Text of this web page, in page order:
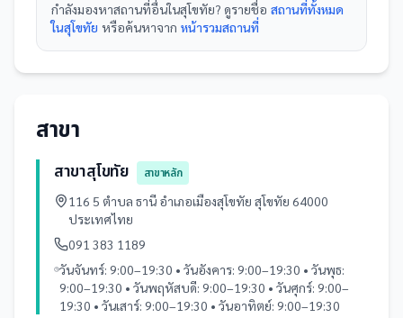
กำลังมองหาสถานที่อื่นในสุโขทัย? ดูรายชื่อ สถานที่ทั้งหมด
ในสุโขทัย หรือค้นหาจาก หน้ารวมสถานที่
สาขา
สาขาสุโขทัย
สาขาหลัก
116 5 ตำบล ธานี อำเภอเมืองสุโขทัย สุโขทัย 64000
ประเทศไทย
091 383 1189
วันจันทร์: 9:00–19:30 • วันอังคาร: 9:00–19:30 • วันพุธ:
9:00–19:30 • วันพฤหัสบดี: 9:00–19:30 • วันศุกร์: 9:00–
19:30 • วันเสาร์: 9:00–19:30 • วันอาทิตย์: 9:00–19:30